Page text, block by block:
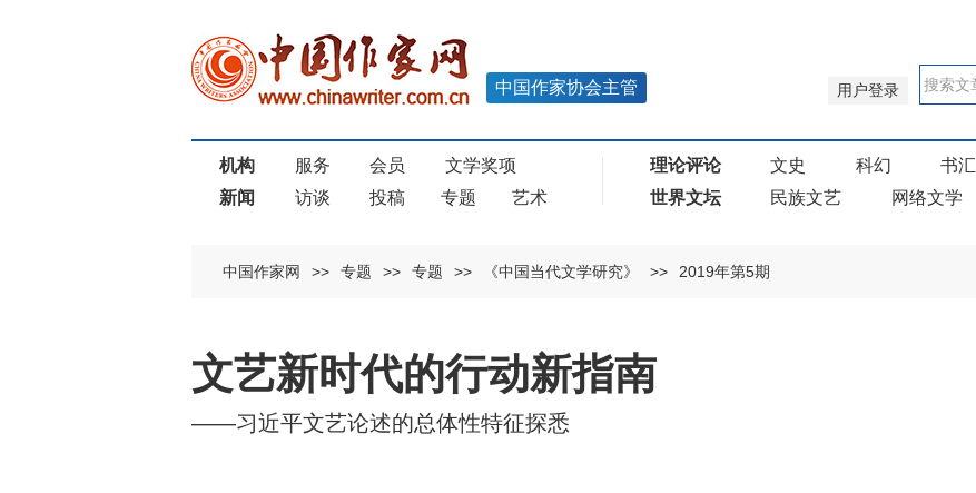
用户登录
中国作家协会主管
机构 服务 会员
文学奖项
新闻
访谈 投稿 专题 艺术
理论评论 文史 科幻 书汇
世界文坛
民族文艺 网络文学
中国作家网 >> 专题 >> 专题 >> 《中国当代文学研究》 >> 2019年第5期
文艺新时代的行动新指南
——习近平文艺论述的总体性特征探悉